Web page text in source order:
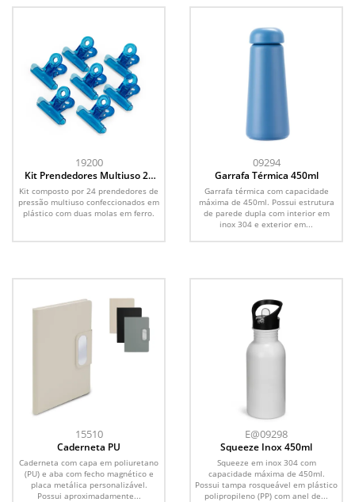
19200
Kit Prendedores Multiuso 24
Peças
Kit composto por 24 prendedores de
pressão multiuso confeccionados em
plástico com duas molas em ferro.
09294
Garrafa Térmica 450ml
Garrafa térmica com capacidade
máxima de 450ml. Possui estrutura
de parede dupla com interior em
inox 304 e exterior em...
15510
Caderneta PU
Caderneta com capa em poliuretano
(PU) e aba com fecho magnético e
placa metálica personalizável.
Possui aproximadamente...
E@09298
Squeeze Inox 450ml
Squeeze em inox 304 com
capacidade máxima de 450ml.
Possui tampa rosqueável em plástico
polipropileno (PP) com anel de...